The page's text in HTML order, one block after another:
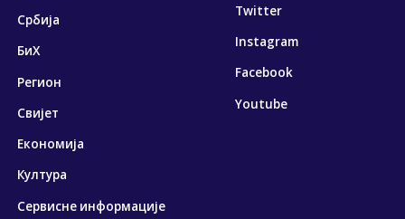
Србија
БиХ
Регион
Свијет
Економија
Култура
Сервисне информације
Twitter
Instagram
Facebook
Youtube